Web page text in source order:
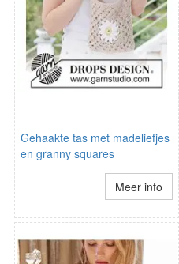
Gehaakte tas met madeliefjes
en granny squares
Meer info